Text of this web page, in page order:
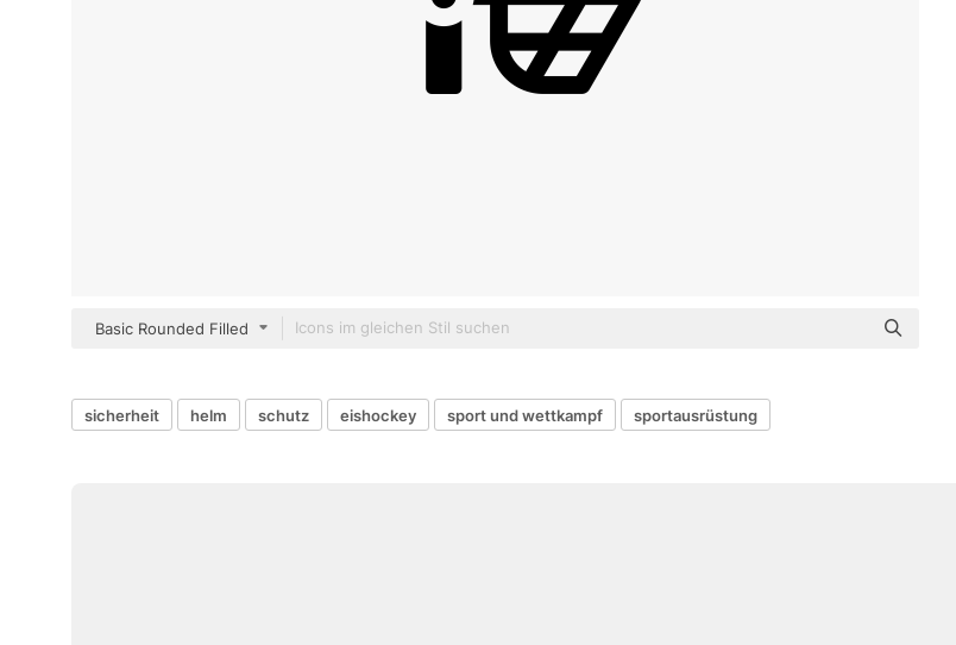
Basic Rounded Filled
sicherheit helm schutz eishockey sport und wettkampf sportausrüstung